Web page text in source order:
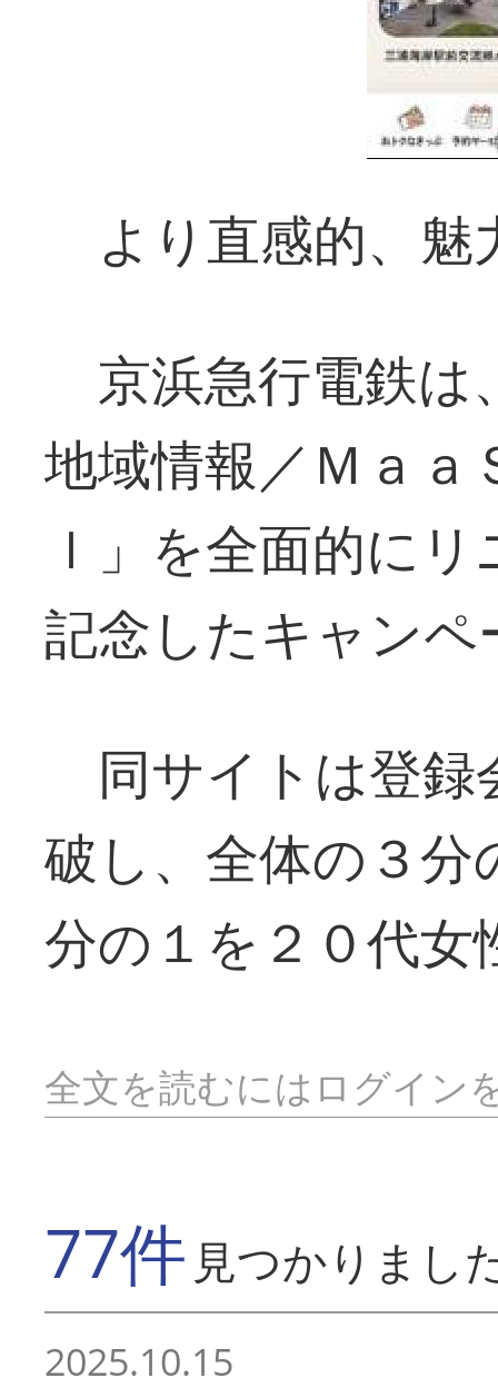
より直感的、魅
京浜急行電鉄は
地域情報／Ｍａａ
ｌ」を全面的に
記念したキャン
同サイトは登録
破し、全体の３分
分の１を２０代女
全文を読むにはログイン
77件 見つかりまし
2025.10.15